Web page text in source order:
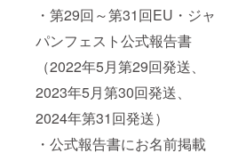
・第29回～第31回EU・ジャ
パンフェスト公式報告書
（2022年5月第29回発送、
2023年5月第30回発送、
2024年第31回発送）
・公式報告書にお名前掲載